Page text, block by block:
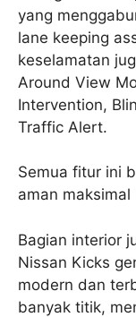
yang
lane keeping
keselamatan
Around View
Intervention,
Traffic Alert.
Semua fitur ini
aman
Bagian interior
Nissan Kicks
modern dan
banyak titik,